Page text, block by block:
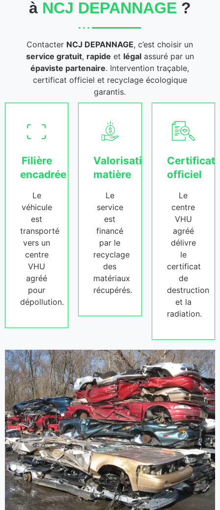
à NCJ DEPANNAGE ?
Contacter NCJ DEPANNAGE, c’est choisir un
service gratuit, rapide et légalassuré par un
épaviste partenaire. Intervention traçable,
certificat officiel et recyclage écologique
garantis.
Filière
encadrée
Le
véhicule
est
transporté
vers un
centre
VHU
agréé
pour
dépollution.
Valorisation
matière
Le
service
est
financé
par le
recyclage
des
matériaux
récupérés.
Certificat
officiel
Le
centre
VHU
agréé
délivre
le
certificat
de
destruction
et la
radiation.